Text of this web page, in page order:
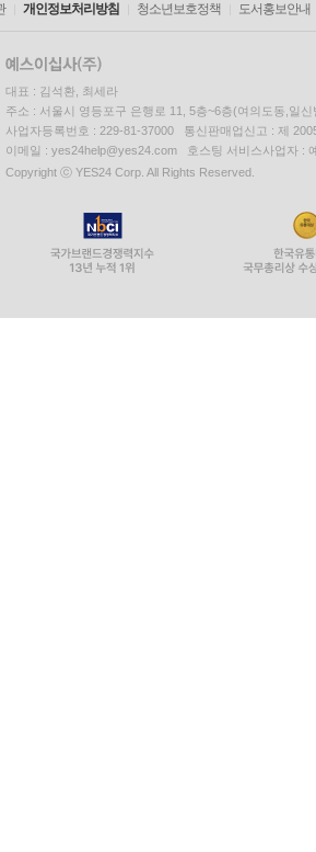
개인정보처리방침 청소년보호정책 도서홍보안내
대표 : 김석환, 최세라
주소 : 서울시 영등포구 은행로 11, 5층~6층(여의도동,일신
사업자등록번호 : 229-81-37000 통신판매업신고 : 제
이메일 : yes24help@yes24.com 호스팅 서비스사업자 :
Copyright ⓒ YES24 Corp. All Rights Reserved.